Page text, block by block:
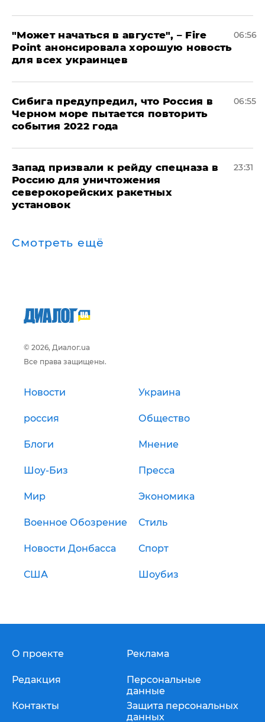
"Может начаться в августе", – Fire
Point анонсировала хорошую новость
для всех украинцев
06:56
Сибига предупредил, что Россия в
Черном море пытается повторить
события 2022 года
06:55
Запад призвали к рейду спецназа в
Россию для уничтожения
северокорейских ракетных
установок
23:31
Смотреть ещё
© 2026, Диалог.ua
Все права защищены.
Новости Украина
россия Общество
Блоги Мнение
Шоу-Биз Пресса
Мир Экономика
Военное Обозрение Стиль
Новости Донбасса Спорт
США Шоубиз
О проекте
Редакция
Контакты
Реклама
Персональные
данные
Защита персональных
данных